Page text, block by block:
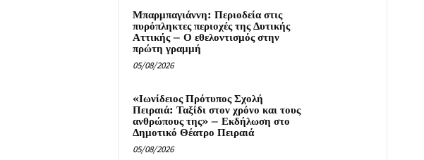
Μπαρμπαγιάννη: Περιοδεία στις
πυρόπληκτες περιοχές της Δυτικής
Αττικής – Ο εθελοντισμός στην
πρώτη γραμμή
05/08/2026
«Ιωνίδειος Πρότυπος Σχολή
Πειραιά: Ταξίδι στον χρόνο και τους
ανθρώπους της» – Εκδήλωση στο
Δημοτικό Θέατρο Πειραιά
05/08/2026